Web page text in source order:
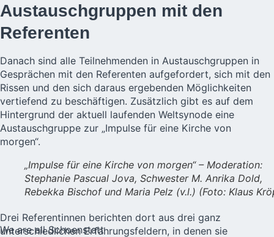
Austauschgruppen mit den
Referenten
Danach sind alle Teilnehmenden in Austauschgruppen in
Gesprächen mit den Referenten aufgefordert, sich mit den
Rissen und den sich daraus ergebenden Möglichkeiten
vertiefend zu beschäftigen. Zusätzlich gibt es auf dem
Hintergrund der aktuell laufenden Weltsynode eine
Austauschgruppe zur „Impulse für eine Kirche von
morgen“.
„Impulse für eine Kirche von morgen“ – Moderation:
Stephanie Pascual Jova, Schwester M. Anrika Dold,
Rebekka Bischof und Maria Pelz (v.l.) (Foto: Klaus
Drei Referentinnen berichten dort aus drei ganz
unterschiedlichen Erfahrungsfeldern, in denen sie
We are all Schoenstatt